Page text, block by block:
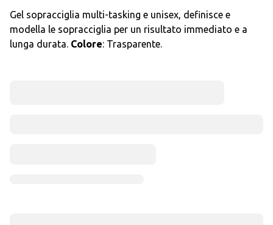
Gel sopracciglia multi-tasking e unisex, definisce e
modella le sopracciglia per un risultato immediato e a
lunga durata. Colore: Trasparente.